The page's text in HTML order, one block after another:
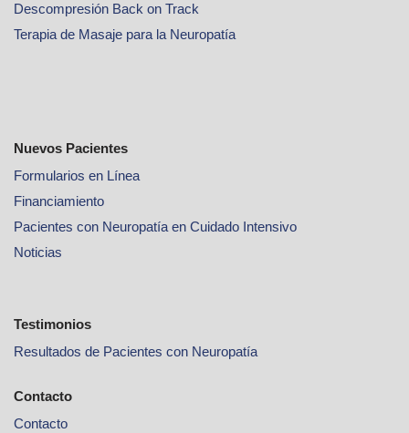
Descompresión Back on Track
Terapia de Masaje para la Neuropatía
Nuevos Pacientes
Formularios en Línea
Financiamiento
Pacientes con Neuropatía en Cuidado Intensivo
Noticias
Testimonios
Resultados de Pacientes con Neuropatía
Contacto
Contacto